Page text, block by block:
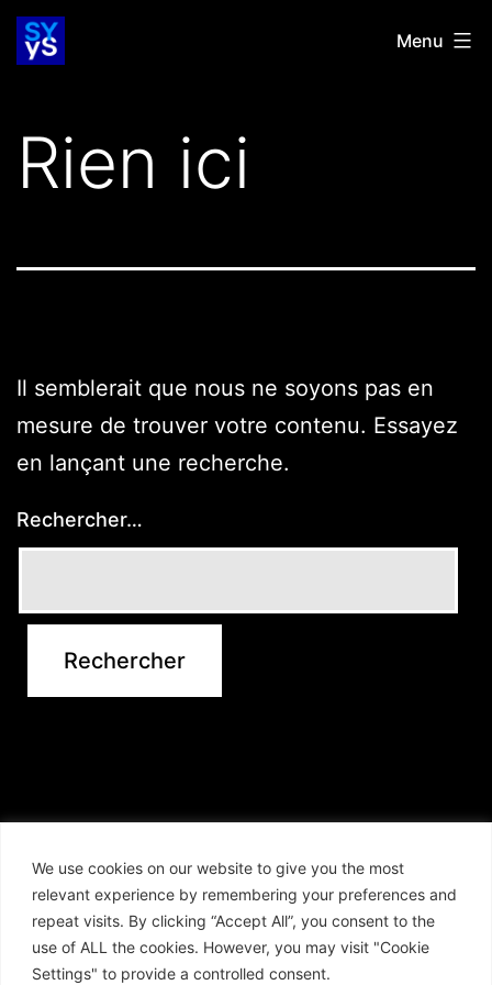
We use cookies on our website to give you the most
relevant experience by remembering your preferences and
repeat visits. By clicking “Accept All”, you consent to the
use of ALL the cookies. However, you may visit "Cookie
Settings" to provide a controlled consent.
Aller
SYYS Menu
Rien ici
Il semblerait que nous ne soyons pas en
mesure de trouver votre contenu. Essayez
en lançant une recherche.
Rechercher…